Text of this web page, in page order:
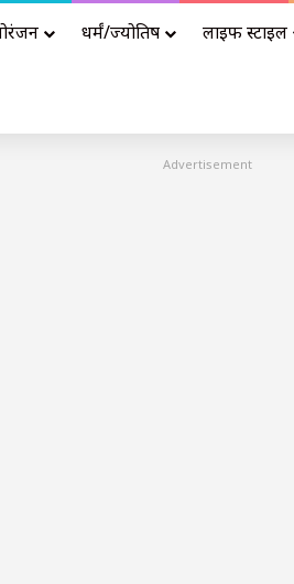
धर्मं/ज्योतिष लाइफ स्टाइल
Advertisement